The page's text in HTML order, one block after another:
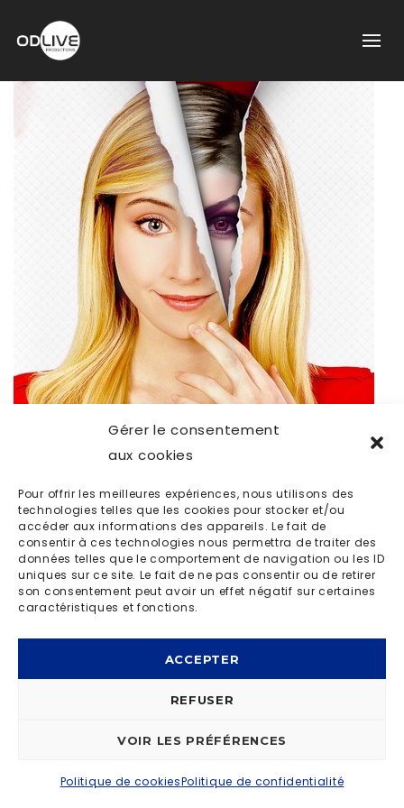
Gérer le consentement
aux cookies
Pour offrir les meilleures expériences, nous utilisons des
technologies telles que les cookies pour stocker et/ou
accéder aux informations des appareils. Le fait de
consentir à ces technologies nous permettra de traiter des
données telles que le comportement de navigation ou les ID
uniques sur ce site. Le fait de ne pas consentir ou de retirer
son consentement peut avoir un effet négatif sur certaines
caractéristiques et fonctions.
ACCEPTER
REFUSER
VOIR LES PRÉFÉRENCES
Politique de cookiesPolitique de confidentialité
© OD LIVE 2023 | MADE BYI-LOGICS | POLITIQUE DE
CONFIDENTIALITÉ